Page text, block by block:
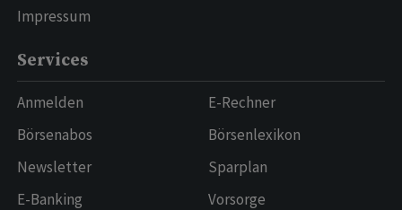
Impressum
Services
Anmelden
Börsenabos
Newsletter
E-Banking
E-Rechner
Börsenlexikon
Sparplan
Vorsorge